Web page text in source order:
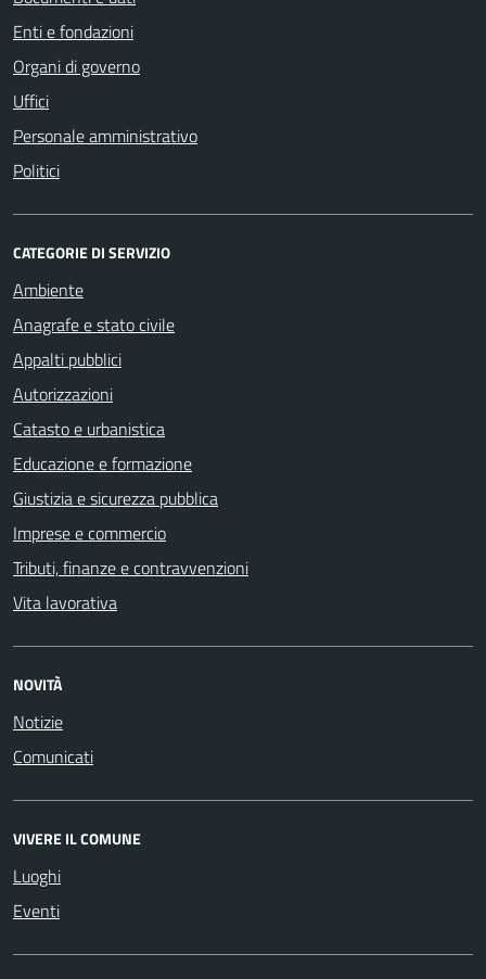
Enti e fondazioni
Organi di governo
Uffici
Personale amministrativo
Politici
CATEGORIE DI SERVIZIO
Ambiente
Anagrafe e stato civile
Appalti pubblici
Autorizzazioni
Catasto e urbanistica
Educazione e formazione
Giustizia e sicurezza pubblica
Imprese e commercio
Tributi, finanze e contravvenzioni
Vita lavorativa
NOVITÀ
Notizie
Comunicati
VIVERE IL COMUNE
Luoghi
Eventi